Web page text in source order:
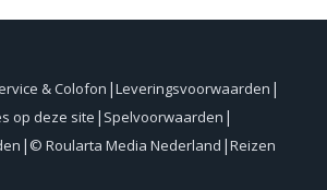
& Colofon Leveringsvoorwaarden
op deze site Spelvoorwaarden
© Roularta Media Nederland Reizen